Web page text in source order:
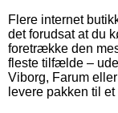
Flere internet
det forudsat at du
foretrække den
fleste tilfælde –
Viborg, Farum
levere pakken til